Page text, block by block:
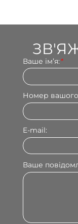
Ваше імʼя:*
Номер
E-mail:
Ваше